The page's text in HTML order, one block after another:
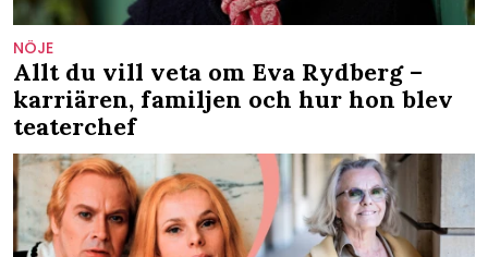
NÖJE
Allt du vill veta om Eva Rydberg –
karriären, familjen och hur hon blev
teaterchef